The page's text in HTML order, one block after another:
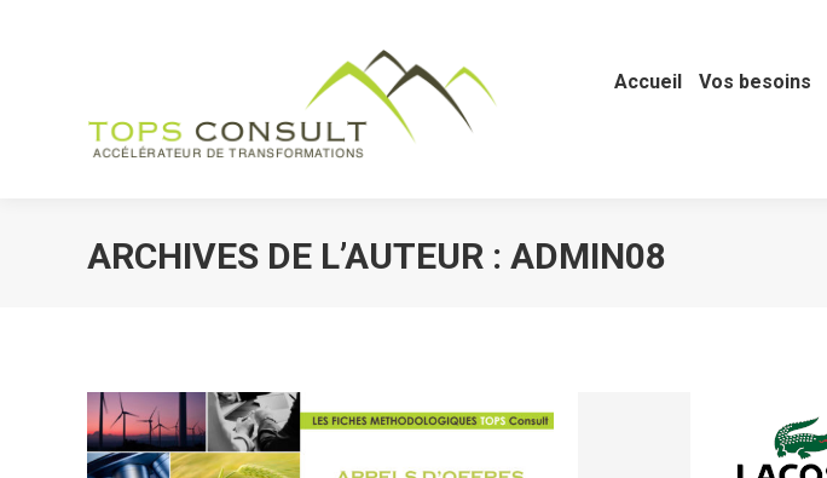
Accueil Vos besoins
ARCHIVES DE L’AUTEUR : ADMIN08